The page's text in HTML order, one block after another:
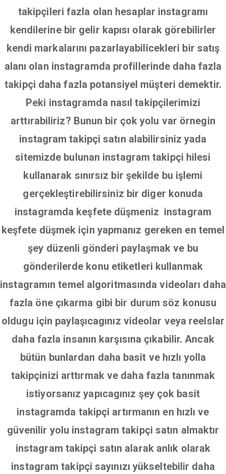
takipçileri fazla olan hesaplar instagramı
kendilerine bir gelir kapısı olarak görebilirler
kendi markalarını pazarlayabilicekleri bir satış
alanı olan instagramda profillerinde daha fazla
takipçi daha fazla potansiyel müşteri demektir.
Peki instagramda nasıl takipçilerimizi
arttırabiliriz? Bunun bir çok yolu var örnegin
instagram takipçi satın alabilirsiniz yada
sitemizde bulunan instagram takipçi hilesi
kullanarak sınırsız bir şekilde bu işlemi
gerçekleştirebilirsiniz bir diger konuda
instagramda keşfete düşmeniz instagram
keşfete düşmek için yapmanız gereken en temel
şey düzenli gönderi paylaşmak ve bu
gönderilerde konu etiketleri kullanmak
instagramın temel algoritmasında videoları daha
fazla öne çıkarma gibi bir durum söz konusu
oldugu için paylaşıcagınız videolar veya reelslar
daha fazla insanın karşısına çıkabilir. Ancak
bütün bunlardan daha basit ve hızlı yolla
takipçinizi arttırmak ve daha fazla tanınmak
istiyorsanız yapıcagınız şey çok basit
instagramda takipçi artırmanın en hızlı ve
güvenilir yolu instagram takipçi satın almaktır
instagram takipçi satın alarak anlık olarak
instagram takipçi sayınızı yükseltebilir daha